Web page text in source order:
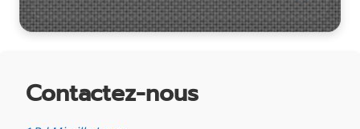
Contactez-nous